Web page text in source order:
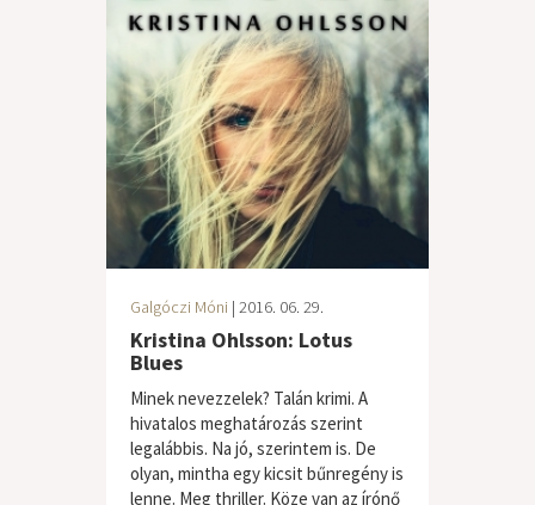
Galgóczi Móni | 2016. 06. 29.
Kristina Ohlsson: Lotus
Blues
Minek nevezzelek? Talán krimi. A
hivatalos meghatározás szerint
legalábbis. Na jó, szerintem is. De
olyan, mintha egy kicsit bűnregény is
lenne. Meg thriller. Köze van az írónő